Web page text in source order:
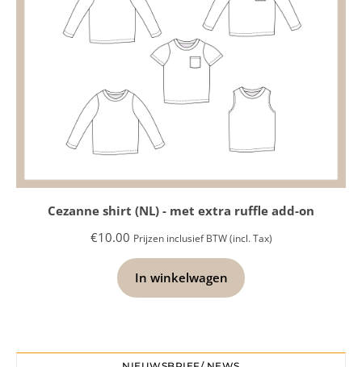
Cezanne shirt (NL) - met extra ruffle add-on
€10.00 Prijzen inclusief BTW (incl. Tax)
In winkelwagen